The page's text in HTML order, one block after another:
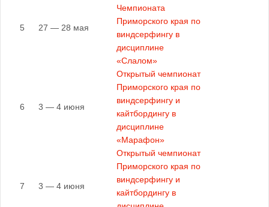
5 27 — 28 мая
Чемпионата
Приморского края по
виндсерфингу в
дисциплине
«Слалом»
6 3 — 4 июня
Открытый чемпионат
Приморского края по
виндсерфингу и
кайтбордингу в
дисциплине
«Марафон»
7 3 — 4 июня
Открытый чемпионат
Приморского края по
виндсерфингу и
кайтбордингу в